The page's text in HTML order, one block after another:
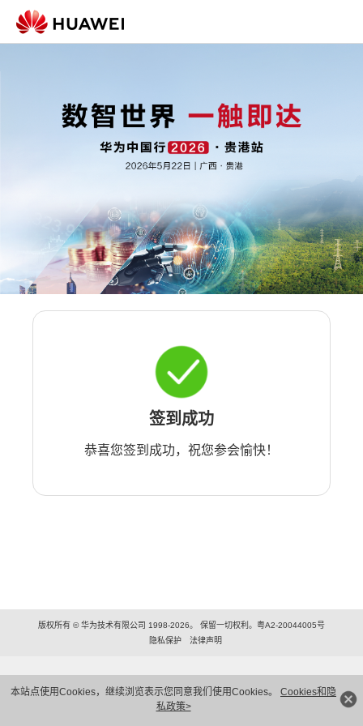
本站点使用Cookies，继续浏览表示您同意我们使用Cookies。 Cookies和隐
私政策>
签到成功
恭喜您签到成功，祝您参会愉快！
版权所有 © 华为技术有限公司 1998-2026。 保留一切权利。粤A2-20044005号
隐私保护
法律声明